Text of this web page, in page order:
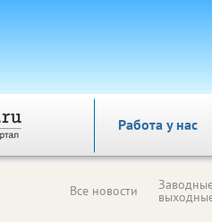
Работа у нас
Все новости